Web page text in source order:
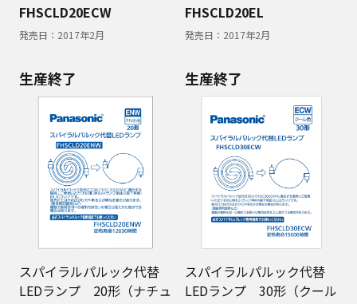
FHSCLD20ECW
発売日： 2017年2月
FHSCLD20EL
発売日： 2017年2月
生産終了
スパイラルパルック代替
LEDランプ 20形（ナチュ
生産終了
スパイラルパルック代替
LEDランプ 30形（クール